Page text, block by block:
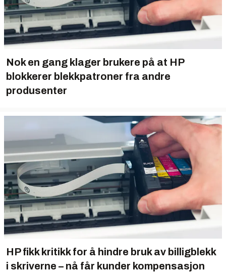
Nok en gang klager brukere på at HP
blokkerer blekkpatroner fra andre
produsenter
HP fikk kritikk for å hindre bruk av billig­blekk
i skriverne – nå får kunder kompensasjon